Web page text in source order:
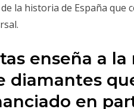
la historia de España que
enseña a
diamantes
en